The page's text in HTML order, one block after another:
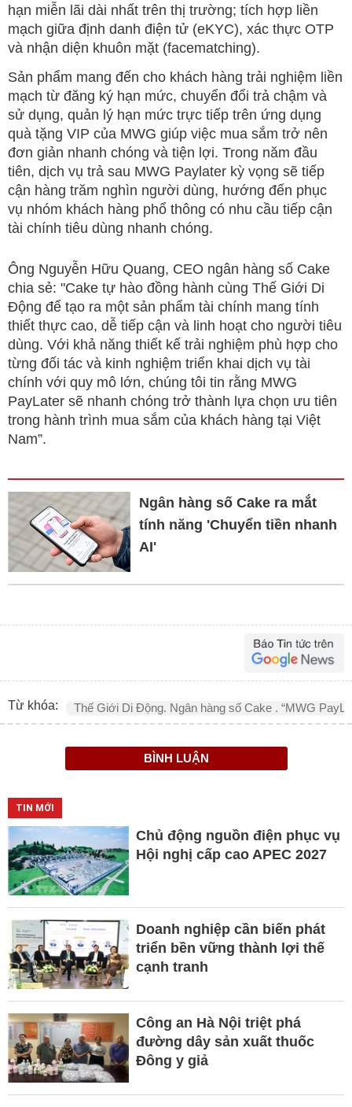
hạn miễn lãi dài nhất trên thị trường; tích hợp liền
mạch giữa định danh điện tử (eKYC), xác thực OTP
và nhận diện khuôn mặt (facematching).
Sản phẩm mang đến cho khách hàng trải nghiệm liền
mạch từ đăng ký hạn mức, chuyển đổi trả chậm và
sử dụng, quản lý hạn mức trực tiếp trên ứng dụng
quà tặng VIP của MWG giúp việc mua sắm trở nên
đơn giản nhanh chóng và tiện lợi. Trong năm đầu
tiên, dịch vụ trả sau MWG Paylater kỳ vọng sẽ tiếp
cận hàng trăm nghìn người dùng, hướng đến phục
vụ nhóm khách hàng phổ thông có nhu cầu tiếp cận
tài chính tiêu dùng nhanh chóng.
Ông Nguyễn Hữu Quang, CEO ngân hàng số Cake
chia sẻ: "Cake tự hào đồng hành cùng Thế Giới Di
Động để tạo ra một sản phẩm tài chính mang tính
thiết thực cao, dễ tiếp cận và linh hoạt cho người tiêu
dùng. Với khả năng thiết kế trải nghiệm phù hợp cho
từng đối tác và kinh nghiệm triển khai dịch vụ tài
chính với quy mô lớn, chúng tôi tin rằng MWG
PayLater sẽ nhanh chóng trở thành lựa chọn ưu tiên
trong hành trình mua sắm của khách hàng tại Việt
Nam”.
Ngân hàng số Cake ra mắt
tính năng 'Chuyển tiền nhanh
AI'
Từ khóa: Thế Giới Di Động. Ngân hàng số Cake . “MWG
BÌNH LUẬN
TIN MỚI
Chủ động nguồn điện phục vụ
Hội nghị cấp cao APEC 2027
Doanh nghiệp cần biến phát
triển bền vững thành lợi thế
cạnh tranh
Công an Hà Nội triệt phá
đường dây sản xuất thuốc
Đông y giả